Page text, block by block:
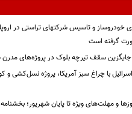
خودروساز و تاسیس شرکتهای تراستی در
گرفته است
جایگزین سقف تیرچه بلوک در پروژه‌های
با چراغ سبز آمریکا، پروژه نسل‌کشی و
و مهلت‌های ویژه تا پایان شهریور؛